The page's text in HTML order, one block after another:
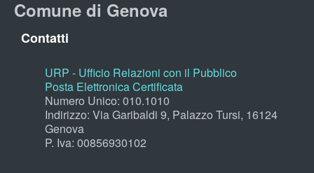
Comune di Genova
Contatti
URP - Ufficio Relazioni con il Pubblico
Posta Elettronica Certificata
Numero Unico: 010.1010
Indirizzo: Via Garibaldi 9, Palazzo Tursi, 16124
Genova
P. Iva: 00856930102